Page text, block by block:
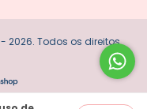
2026. Todos os direitos